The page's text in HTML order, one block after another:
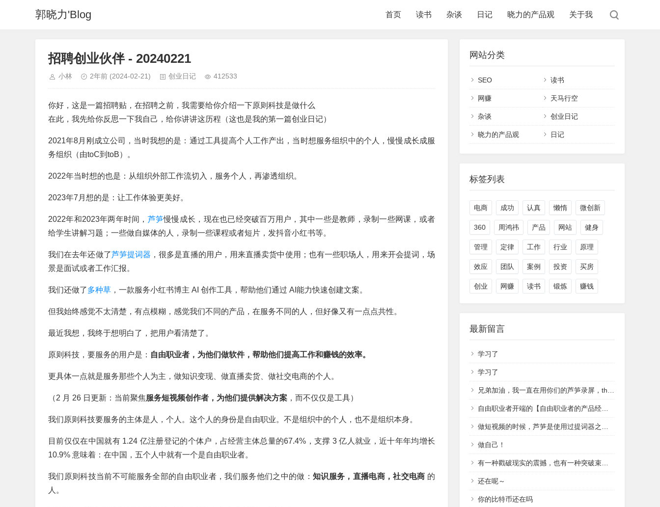
郭晓力'Blog 首页 读书 杂谈 日记 晓力的产品观 关于我
招聘创业伙伴 - 20240221
小林 2年前 (2024-02-21) 创业日记 412533
你好，这是一篇招聘贴，在招聘之前，我需要给你介绍一下原则科技是做什么
在此，我先给你反思一下我自己，给你讲讲这历程（这也是我的第一篇创业日记）
2021年8月刚成立公司，当时我想的是：通过工具提高个人工作产出，当时想服务组织中的个人，慢慢成长成服
务组织（由toC到toB）。
2022年当时想的也是：从组织外部工作流切入，服务个人，再渗透组织。
2023年7月想的是：让工作体验更美好。
2022年和2023年两年时间， 芦笋慢慢成长， 现在也已经突破百万用户， 其中一些是教师，录制一些网课，或者
给学生讲解习题； 一些做自媒体的人，录制一些课程或者短片， 发抖音小红书等。
我们在去年还做了芦笋提词器 ，很多是直播的用户，用来直播卖货中使用；也有一些职场人，用来开会提词，场
景是面试或者工作汇报。
我们还做了多种草 ，一款服务小红书博主 AI 创作工具，帮助他们通过 AI能力快速创建文案。
但我始终感觉不太清楚，有点模糊，感觉我们不同的产品，在服务不同的人，但好像又有一点点共性。
最近我想，我终于想明白了，把用户看清楚了。
原则科技，要服务的用户是： 自由职业者，为他们做软件，帮助他们提高工作和赚钱的效率。
更具体一点就是服务那些个人为主，做知识变现、做直播卖货、做社交电商的个人。
（2 月 26 日更新：当前聚焦服务短视频创作者，为他们提供解决方案 ，而不仅仅是工具）
我们原则科技要服务的主体是人，个人。这个人的身份是自由职业。不是组织中的个人，也不是组织本身。
目前仅仅在中国就有 1.24 亿注册登记的个体户，占经营主体总量的67.4%，支撑 3 亿人就业，近十年年均增长
10.9% 意味着：在中国，五个人中就有一个是自由职业者。
我们原则科技当前不可能服务全部的自由职业者，我们服务他们之中的做： 知识服务，直播电商，社交电商 的
人。
网站分类
SEO 读书
网赚 天马行空
杂谈 创业日记
晓力的产品观 日记
标签列表
电商 成功 认真 懒惰 微创新
360 周鸿祎 产品 网站 健身
管理 定律 工作 行业 原理
效应 团队 案例 投资 买房
创业 网赚 读书 锻炼 赚钱
最新留言
学习了
学习了
兄弟加油，我一直在用你们的芦笋录屏，that's cool
自由职业者开端的【自由职业者的产品经理】
做短视频的时候，芦笋是使用过提词器之一，无意中查域名翻到作者，祝越来越好
做自己！
有一种戳破现实的震撼，也有一种突破束缚的冲动。
还在呢～
你的比特币还在吗